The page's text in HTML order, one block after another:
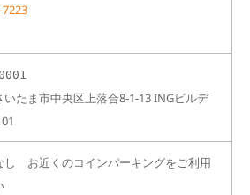
いたま市中央区上落合8-1-13 INGビルデ
し お近くのコインパーキングをご利用